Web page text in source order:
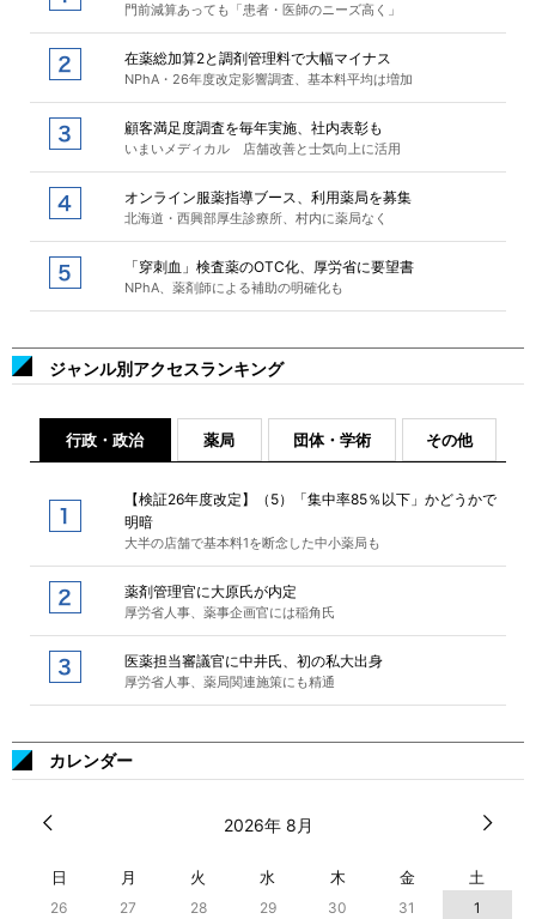
門前減算あっても「患者・医師のニーズ高く」
在薬総加算2と調剤管理料で大幅マイナス
NPhA・26年度改定影響調査、基本料平均は増加
顧客満足度調査を毎年実施、社内表彰も
いまいメディカル 店舗改善と士気向上に活用
オンライン服薬指導ブース、利用薬局を募集
北海道・西興部厚生診療所、村内に薬局なく
「穿刺血」検査薬のOTC化、厚労省に要望書
NPhA、薬剤師による補助の明確化も
ジャンル別アクセスランキング
行政・政治 薬局 団体・学術 その他
【検証26年度改定】（5）「集中率85％以下」かどうかで
明暗
大半の店舗で基本料1を断念した中小薬局も
薬剤管理官に大原氏が内定
厚労省人事、薬事企画官には稲角氏
医薬担当審議官に中井氏、初の私大出身
厚労省人事、薬局関連施策にも精通
カレンダー
2026年 8月
日 月 火 水 木 金 土
26 27 28 29 30 31
1